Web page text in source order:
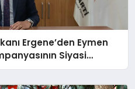
Ergene’den Eymen
Siyasi